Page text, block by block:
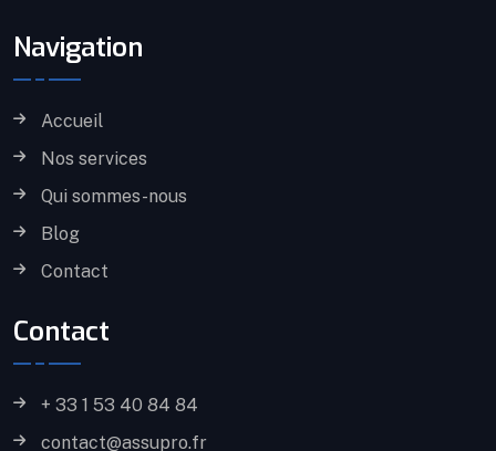
Navigation
Accueil
Nos services
Qui sommes-nous
Blog
Contact
Contact
+ 33 1 53 40 84 84
contact@assupro.fr